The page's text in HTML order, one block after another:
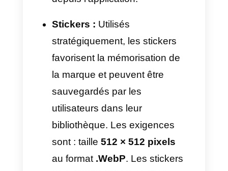
dans le chat WhatsApp sera
lisible, de haute qualité et
captera l’attention.
Nouveaux formats sur
l’API WhatsApp pour du
contenu multimédia à
forte interaction